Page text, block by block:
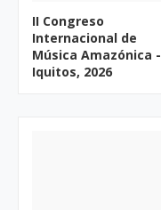
II Congreso
Internacional de
Música Amazónica -
Iquitos, 2026